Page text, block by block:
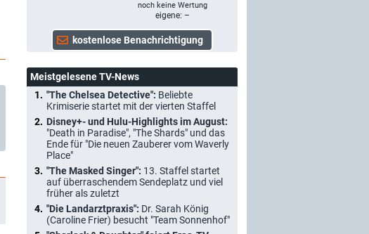
noch keine Wertung
eigene: –
Meistgelesene TV-News
"The Chelsea Detective": Beliebte
Krimiserie startet mit der vierten Staffel
Disney+- und Hulu-Highlights im August:
"Death in Paradise", "The Shards" und das
Ende für "Die neuen Zauberer vom Waverly
Place"
"The Masked Singer": 13. Staffel startet
auf überraschendem Sendeplatz und viel
früher als zuletzt
"Die Landarztpraxis": Dr. Sarah König
(Caroline Frier) besucht "Team Sonnenhof"